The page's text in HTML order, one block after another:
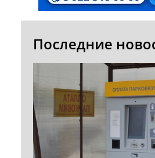
Последние